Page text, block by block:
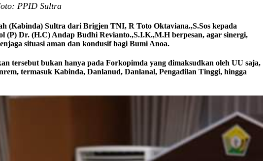
PPID Sultra
(Kabinda) Sultra dari Brigjen TNI, R Toto Oktaviana.,S.Sos kepada
Dr. (H.C) Andap Budhi Revianto.,S.I.K.,M.H berpesan, agar sinergi,
situasi aman dan kondusif bagi Bumi Anoa.
tersebut bukan hanya pada Forkopimda yang dimaksudkan oleh UU saja,
termasuk Kabinda, Danlanud, Danlanal, Pengadilan Tinggi, hingga